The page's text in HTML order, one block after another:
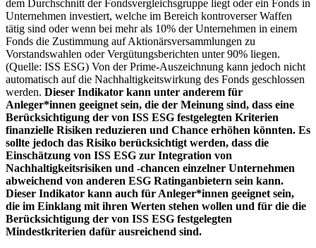
dem Durchschnitt der Fondsvergleichsgruppe liegt oder ein Fonds in
Unternehmen investiert, welche im Bereich kontroverser Waffen
tätig sind oder wenn bei mehr als 10% der Unternehmen in einem
Fonds die Zustimmung auf Aktionärsversammlungen zu
Vorstandswahlen oder Vergütungsberichten unter 90% liegen.
(Quelle: ISS ESG) Von der Prime-Auszeichnung kann jedoch nicht
automatisch auf die Nachhaltigkeitswirkung des Fonds geschlossen
werden. Dieser Indikator kann unter anderem für
Anleger*innen geeignet sein, die der Meinung sind, dass eine
Berücksichtigung der von ISS ESG festgelegten Kriterien
finanzielle Risiken reduzieren und Chance erhöhen könnten. Es
sollte jedoch das Risiko berücksichtigt werden, dass die
Einschätzung von ISS ESG zur Integration von
Nachhaltigkeitsrisiken und -chancen einzelner Unternehmen
abweichend von anderen ESG Ratinganbietern sein kann.
Dieser Indikator kann auch für Anleger*innen geeignet sein,
die im Einklang mit ihren Werten stehen wollen und für die die
Berücksichtigung der von ISS ESG festgelegten
Mindestkriterien dafür ausreichend sind.